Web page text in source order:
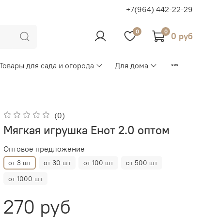
+7(964) 442-22-29
0 0 0 руб
для сада и огорода Для дома
(0)
Мягкая игрушка Енот 2.0 оптом
Оптовое предложение
от 3 шт от 30 шт от 100 шт
от 500 шт
от 1000 шт
270 руб